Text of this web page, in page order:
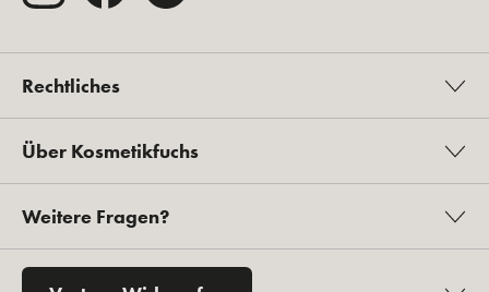
Rechtliches
Über Kosmetikfuchs
Weitere Fragen?